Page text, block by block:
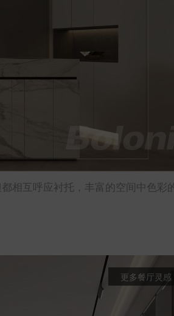
相互呼应衬托，丰富的空间中色彩
更多餐厅灵感